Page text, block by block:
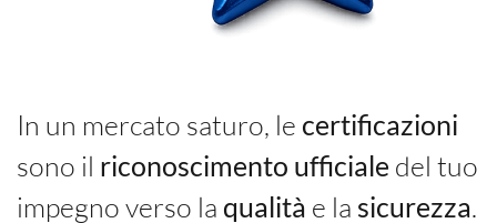
In un mercato saturo, le certificazioni
sono il riconoscimento ufficiale del tuo
impegno verso la qualità e la sicurezza.